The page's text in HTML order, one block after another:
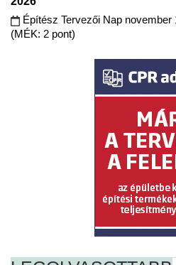
Építész Tervezői Nap november
(MÉK: 2 pont)